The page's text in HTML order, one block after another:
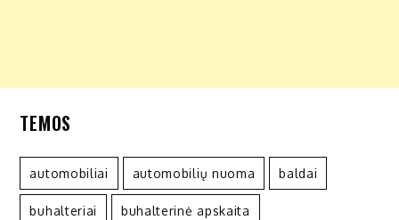
TEMOS
automobiliai automobilių nuoma baldai
buhalteriai buhalterinė apskaita